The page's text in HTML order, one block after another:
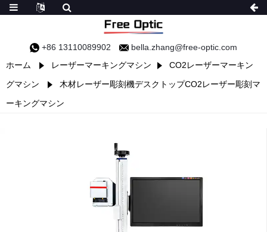
+86 13110089902
bella.zhang@free-optic.com
ホーム
レーザーマーキングマシン
CO2レーザーマーキン
グマシン
木材レーザー彫刻機デスクトップCO2レーザー彫刻マ
ーキングマシン